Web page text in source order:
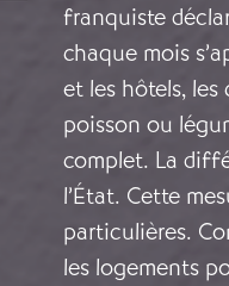
franquiste
chaque mois
et les hôtels,
poisson ou
complet. La
l’État. Cette
particulières.
les logements